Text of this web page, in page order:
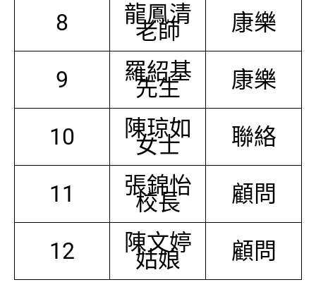
8 龍鳳清
老師 康樂
9 羅紹基
先生 康樂
10 陳琼如
女士 聯絡
11 張錦怡
校長 顧問
12 陳文婷
姑娘 顧問